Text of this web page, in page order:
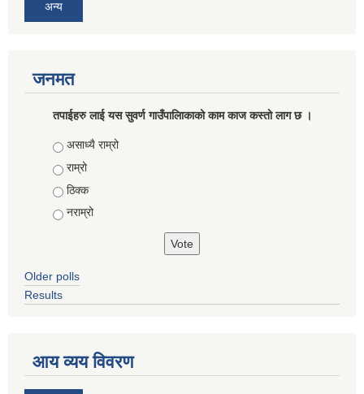
अन्य
जनमत
तपाईहरु लाई यस सुवर्ण गाउँपालिाकाको काम काज कस्तो लाग छ ।
Choices
असाध्यै राम्रो
राम्रो
ठिक्क
नराम्रो
Older polls
Results
आय व्यय विवरण